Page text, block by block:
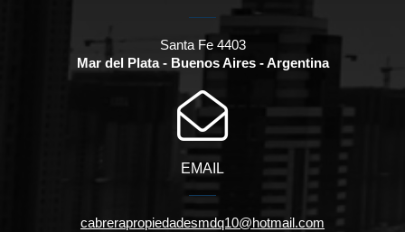
Santa Fe 4403
Mar del Plata - Buenos Aires - Argentina
EMAIL
cabrerapropiedadesmdq10@hotmail.com